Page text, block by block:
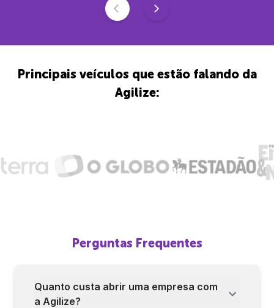
Principais veículos que estão falando da
Agilize:
Perguntas Frequentes
Quanto custa abrir uma empresa com
a Agilize?